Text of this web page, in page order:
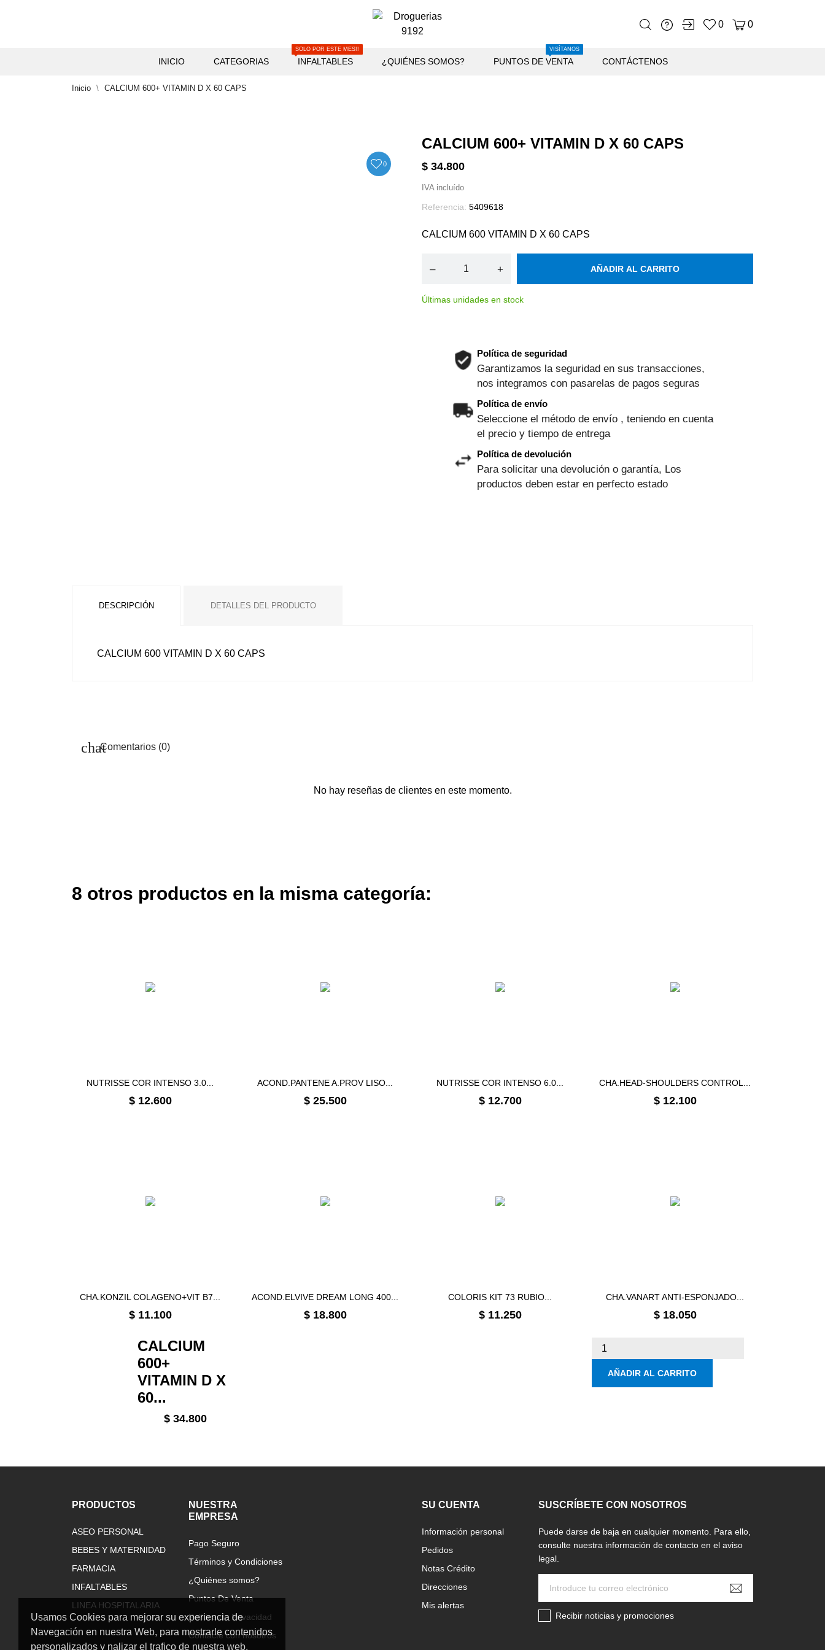
Usamos Cookies para mejorar su experiencia de
Navegación en nuestra Web, para mostrarle contenidos
personalizados y nalizar el trafico de nuestra web.
0 0
INICIO CATEGORIAS INFALTABLES
SOLO POR ESTE MES!!
¿QUIÉNES SOMOS? PUNTOS DE VENTA
VISÍTANOS
CONTÁCTENOS
Inicio CALCIUM 600+ VITAMIN D X 60 CAPS
0
CALCIUM 600+ VITAMIN D X 60 CAPS
$ 34.800
IVA incluído
Referencia: 5409618
CALCIUM 600 VITAMIN D X 60 CAPS
– + AÑADIR AL CARRITO
Últimas unidades en stock
Política de seguridad
Garantizamos la seguridad en sus transacciones,
nos integramos con pasarelas de pagos seguras
Política de envío
Seleccione el método de envío , teniendo en cuenta
el precio y tiempo de entrega
Política de devolución
Para solicitar una devolución o garantía, Los
productos deben estar en perfecto estado
DESCRIPCIÓN DETALLES DEL PRODUCTO
CALCIUM 600 VITAMIN D X 60 CAPS
Comentarios (0)
No hay reseñas de clientes en este momento.
8 otros productos en la misma categoría:
NUTRISSE COR INTENSO 3.0...
Precio
$ 12.600
ACOND.PANTENE A.PROV LISO...
Precio
$ 25.500
NUTRISSE COR INTENSO 6.0...
Precio
$ 12.700
CHA.HEAD-SHOULDERS CONTROL...
Precio
$ 12.100
CHA.KONZIL COLAGENO+VIT B7...
Precio
$ 11.100
ACOND.ELVIVE DREAM LONG 400...
Precio
$ 18.800
COLORIS KIT 73 RUBIO...
Precio
$ 11.250
CHA.VANART ANTI-ESPONJADO...
Precio
$ 18.050
CALCIUM
600+
VITAMIN D X
60...
$ 34.800
AÑADIR AL CARRITO
PRODUCTOS
ASEO PERSONAL
BEBES Y MATERNIDAD
FARMACIA
INFALTABLES
LINEA HOSPITALARIA
NUESTRA
EMPRESA
Pago Seguro
Términos y Condiciones
¿Quiénes somos?
Puntos De Venta
Política de Privacidad
Contacte con nosotros
SU CUENTA
Información personal
Pedidos
Notas Crédito
Direcciones
Mis alertas
SUSCRÍBETE CON NOSOTROS
Puede darse de baja en cualquier momento. Para ello,
consulte nuestra información de contacto en el aviso
legal.
Recibir noticias y promociones